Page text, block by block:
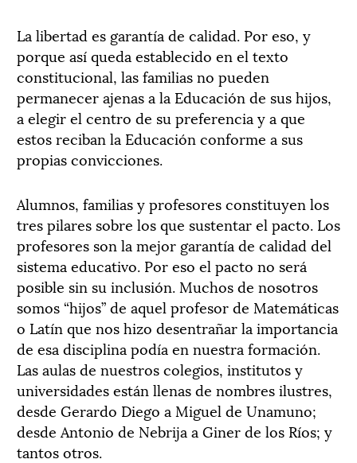
La libertad es garantía de calidad. Por eso, y
porque así queda establecido en el texto
constitucional, las familias no pueden
permanecer ajenas a la Educación de sus hijos,
a elegir el centro de su preferencia y a que
estos reciban la Educación conforme a sus
propias convicciones.
Alumnos, familias y profesores constituyen los
tres pilares sobre los que sustentar el pacto. Los
profesores son la mejor garantía de calidad del
sistema educativo. Por eso el pacto no será
posible sin su inclusión. Muchos de nosotros
somos “hijos” de aquel profesor de Matemáticas
o Latín que nos hizo desentrañar la importancia
de esa disciplina podía en nuestra formación.
Las aulas de nuestros colegios, institutos y
universidades están llenas de nombres ilustres,
desde Gerardo Diego a Miguel de Unamuno;
desde Antonio de Nebrija a Giner de los Ríos; y
tantos otros.